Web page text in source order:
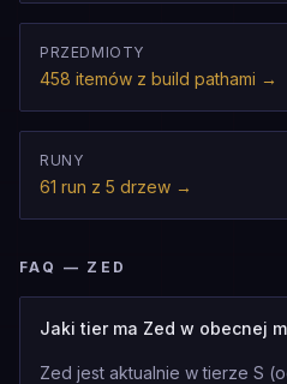
PRZEDMIOTY
458 itemów z build pathami →
RUNY
61 run z 5 drzew →
FAQ — ZED
Jaki tier ma Zed w obecnej
Zed jest aktualnie w tierze S